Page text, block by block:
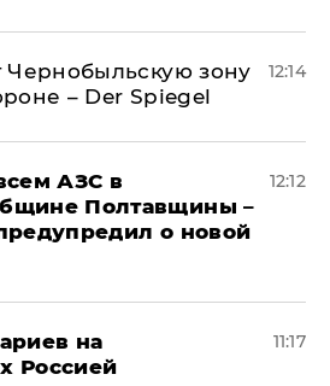
Чернобыльскую зону
– Der Spiegel
12:14
АЗС в
Полтавщины –
о новой
12:12
на
Россией
11:17